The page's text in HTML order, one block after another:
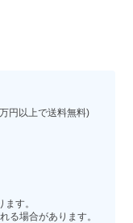
円以上で送料無料)
す。
る場合があります。